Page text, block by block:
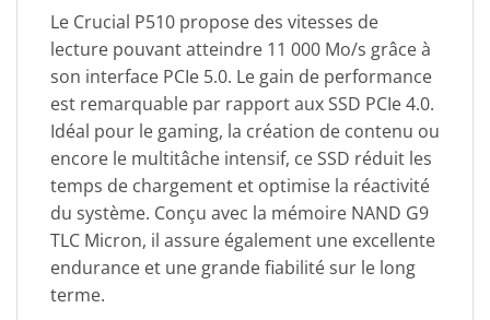
Le Crucial P510 propose des vitesses de
lecture pouvant atteindre 11 000 Mo/s grâce à
son interface PCIe 5.0. Le gain de performance
est remarquable par rapport aux SSD PCIe 4.0.
Idéal pour le gaming, la création de contenu ou
encore le multitâche intensif, ce SSD réduit les
temps de chargement et optimise la réactivité
du système. Conçu avec la mémoire NAND G9
TLC Micron, il assure également une excellente
endurance et une grande fiabilité sur le long
terme.